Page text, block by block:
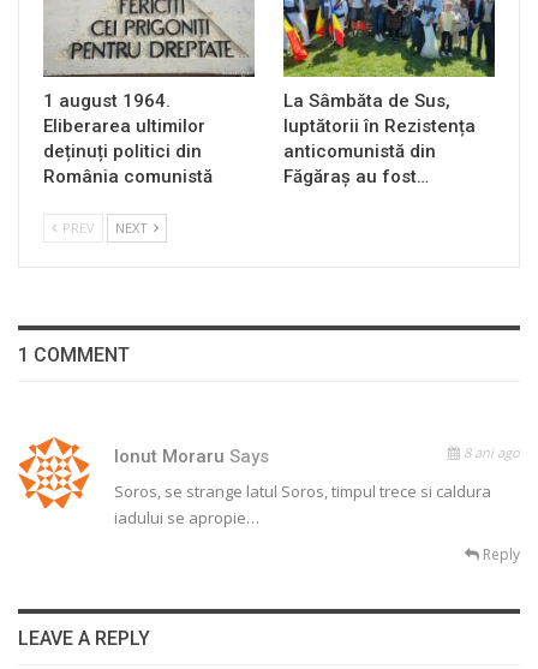
1 august 1964.
Eliberarea ultimilor
deținuți politici din
România comunistă
La Sâmbăta de Sus,
luptătorii în Rezistența
anticomunistă din
Făgăraș au fost…
PREV NEXT
1 COMMENT
Ionut Moraru Says 8 ani ago
Soros, se strange latul Soros, timpul trece si caldura
iadului se apropie…
Reply
LEAVE A REPLY